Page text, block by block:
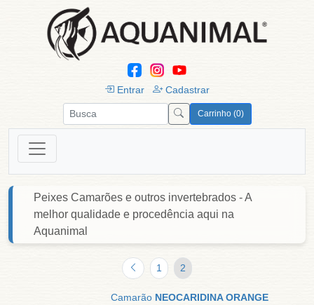
Entrar Cadastrar
Carrinho (0)
Peixes Camarões e outros invertebrados - A
melhor qualidade e procedência aqui na
Aquanimal
1 2
Camarão NEOCARIDINA ORANGE